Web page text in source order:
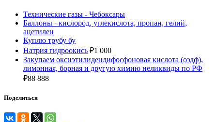
Технические газы - Чебоксары
Баллоны - кислород, углекислота, пропан, гелий,
ацетилен
Куплю трубу бу
Натрия гидроокись ₽1 000
Закупаем оксиэтилидендифосфоновая кислота (оэдф),
лимонная, борная и другую химию неликвиды по РФ
₽88 888
Поделиться